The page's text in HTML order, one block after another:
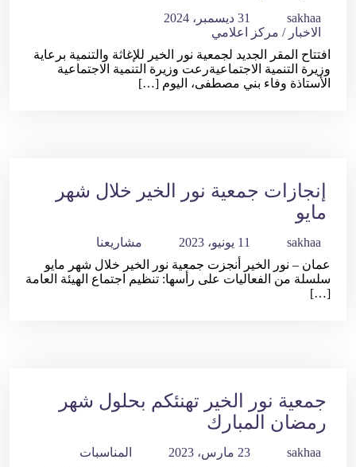
sakhaa
31 ديسمبر، 2024
الاخبار / مركز اعلامي
افتتاح المقر الجديد لجمعية نور الخير للإغاثة والتنمية برعاية
وزيرة التنمية الاجتماعيةرعت وزيرة التنمية الاجتماعية
الأستاذة وفاء بني مصطفى، اليوم […]
إنجازات جمعية نور الخير خلال شهر
مايو
sakhaa 11 يونيو، 2023
مشاريعنا
عمان – نور الخير أنجزت جمعية نور الخير خلال شهر مايو
سلسلة من الفعاليات على رأسها: تنظيم اجتماع الهيئة العامة
[…]
جمعية نور الخير تهنئكم بحلول شهر
رمضان المبارك
sakhaa 23 مارس، 2023
المناسبات